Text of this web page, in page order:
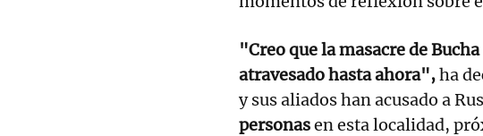
"Creo que la masacre de
atravesado hasta ahora",ha
y sus aliados han acusado a
personasen esta localidad,